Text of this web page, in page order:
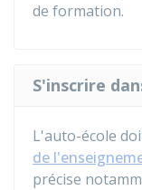
de formation.
S'inscrire
L'auto-école
de
précise